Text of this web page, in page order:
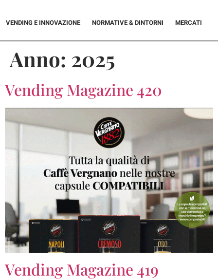
VENDING E INNOVAZIONE NORMATIVE & DINTORNI MERCATI
Anno: 2025
Vending Magazine 420
Vending Magazine 419